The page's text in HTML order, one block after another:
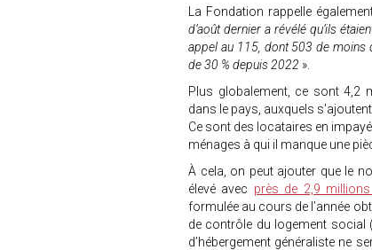
La Fondation rappelle
d’août dernier a révélé qu’ils
appel au 115, dont 503 de moins
de 30 % depuis 2022 ».
Plus globalement, ce sont 4,2
dans le pays, auxquels
Ce sont des locataires en
ménages à qui il manque une
À cela, on peut ajouter que le
élevé avec près de 2,9
formulée au cours de l’année
de contrôle du logement
d’hébergement généraliste ne